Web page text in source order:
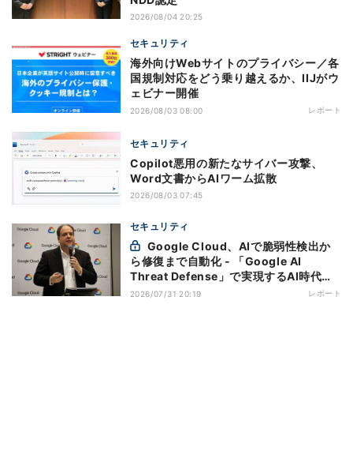
2026/08/04 20:25
セキュリティ
海外向けWebサイトのプライバシー／各
国規制対応をどう乗り越えるか、IIJがウ
ェビナー開催
2026/08/03 08:00 レポート
セキュリティ
Copilot悪用の新たなサイバー攻撃、
Word文書からAIワーム拡散
2026/08/03 07:45
セキュリティ
ら修復まで自動化 - 「Google AI
Threat Defense」で実現するAI時代の
防御戦略
2026/07/31 20:19 レポート